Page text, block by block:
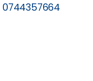
0744357664